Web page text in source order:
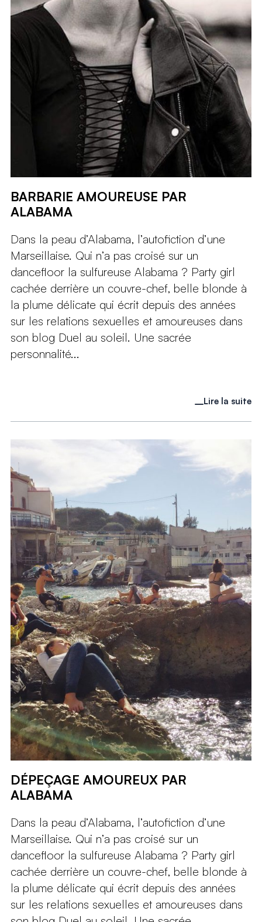
BARBARIE AMOUREUSE PAR
ALABAMA
Dans la peau d’Alabama, l’autofiction d’une
Marseillaise. Qui n’a pas croisé sur un
dancefloor la sulfureuse Alabama ? Party girl
cachée derrière un couvre-chef, belle blonde à
la plume délicate qui écrit depuis des années
sur les relations sexuelles et amoureuses dans
son blog Duel au soleil. Une sacrée
personnalité...
Lire la suite
DÉPEÇAGE AMOUREUX PAR
ALABAMA
Dans la peau d’Alabama, l’autofiction d’une
Marseillaise. Qui n’a pas croisé sur un
dancefloor la sulfureuse Alabama ? Party girl
cachée derrière un couvre-chef, belle blonde à
la plume délicate qui écrit depuis des années
sur les relations sexuelles et amoureuses dans